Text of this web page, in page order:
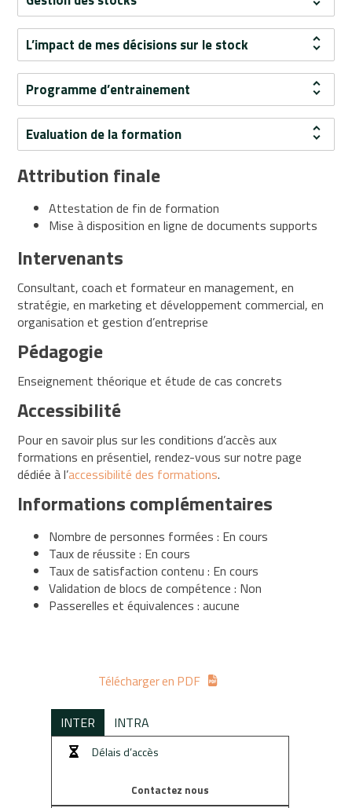
Fruits
légumes
Naturopathie
Pains
céréales
Produits
l'élevage
Rayons
Service
arrière
Téléchargez
catalogue
Prise
Click&Form
l’Opcommerce
recrutement
Télécharger en PDF
INTER INTRA
Délais d’accès
Contactez nous
L’impact de mes décisions sur le stock
Programme d’entrainement
Evaluation de la formation
Attribution finale
Attestation de fin de formation
Mise à disposition en ligne de documents supports
Intervenants
Consultant, coach et formateur en management, en
stratégie, en marketing et développement commercial, en
organisation et gestion d’entreprise
Pédagogie
Enseignement théorique et étude de cas concrets
Accessibilité
Pour en savoir plus sur les conditions d’accès aux
formations en présentiel, rendez-vous sur notre page
dédiée à l’accessibilité des formations.
Informations complémentaires
Nombre de personnes formées : En cours
Taux de réussite : En cours
Taux de satisfaction contenu : En cours
Validation de blocs de compétence : Non
Passerelles et équivalences : aucune